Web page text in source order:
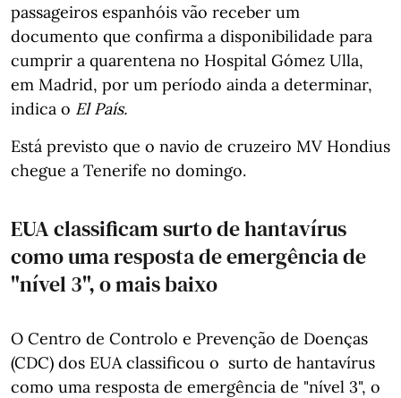
passageiros espanhóis vão receber um
documento que confirma a disponibilidade para
cumprir a quarentena no Hospital Gómez Ulla,
em Madrid, por um período ainda a determinar,
indica o El País.
Está previsto que o navio de cruzeiro MV Hondius
chegue a Tenerife no domingo.
EUA classificam surto de hantavírus
como uma resposta de emergência de
"nível 3", o mais baixo
O Centro de Controlo e Prevenção de Doenças
(CDC) dos EUA classificou o surto de hantavírus
como uma resposta de emergência de "nível 3", o